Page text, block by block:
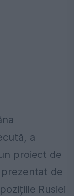
a
proiect de
de
Rusiei